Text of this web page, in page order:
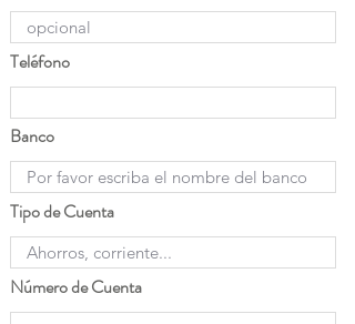
Teléfono
Banco
Tipo de Cuenta
Número de Cuenta